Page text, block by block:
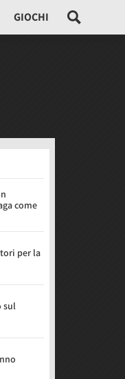
GIOCHI
come
per la
sul